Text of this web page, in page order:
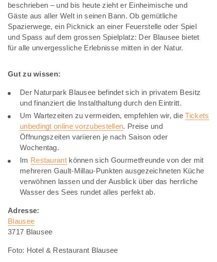
beschrieben – und bis heute zieht er Einheimische und
Gäste aus aller Welt in seinen Bann. Ob gemütliche
Spazierwege, ein Picknick an einer Feuerstelle oder Spiel
und Spass auf dem grossen Spielplatz: Der Blausee bietet
für alle unvergessliche Erlebnisse mitten in der Natur.
Gut zu wissen:
Der Naturpark Blausee befindet sich in privatem Besitz
und finanziert die Instalthaltung durch den Eintritt.
Um Wartezeiten zu vermeiden, empfehlen wir, dieTickets
unbedingt online vorzubestellen. Preise und
Öffnungszeiten variieren je nach Saison oder
Wochentag.
Im Restaurantkönnen sich Gourmetfreunde von der mit
mehreren Gault-Millau-Punkten ausgezeichneten Küche
verwöhnen lassen und der Ausblick über das herrliche
Wasser des Sees rundet alles perfekt ab.
Adresse:
Blausee
3717 Blausee
Foto: Hotel & Restaurant Blausee